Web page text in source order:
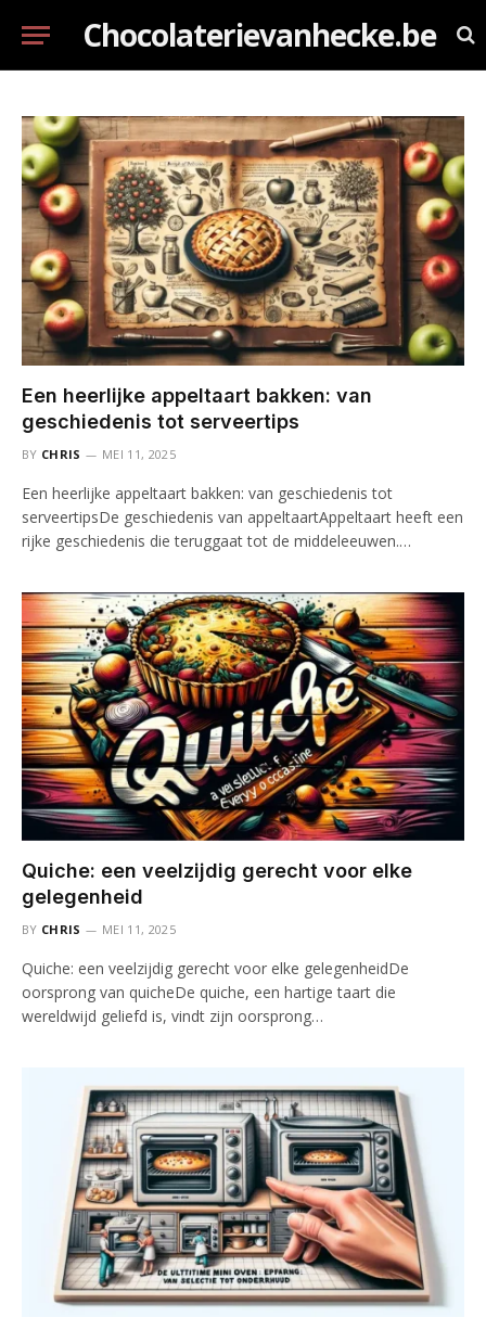
Chocolaterievanhecke.be
Een heerlijke appeltaart bakken: van
geschiedenis tot serveertips
BY CHRIS MEI 11, 2025
Een heerlijke appeltaart bakken: van geschiedenis tot
serveertipsDe geschiedenis van appeltaartAppeltaart heeft een
rijke geschiedenis die teruggaat tot de middeleeuwen.…
Quiche: een veelzijdig gerecht voor elke
gelegenheid
BY CHRIS MEI 11, 2025
Quiche: een veelzijdig gerecht voor elke gelegenheidDe
oorsprong van quicheDe quiche, een hartige taart die
wereldwijd geliefd is, vindt zijn oorsprong…